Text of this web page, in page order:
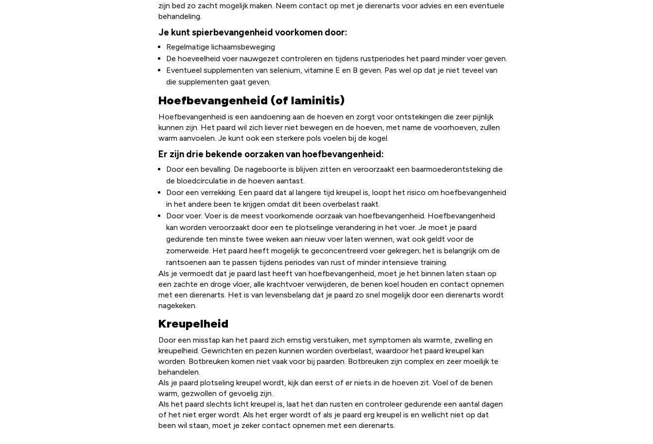
zijn bed zo zacht mogelijk maken. Neem contact op met je dierenarts voor advies en een eventuele
behandeling.
Je kunt spierbevangenheid voorkomen door:
Regelmatige lichaamsbeweging
De hoeveelheid voer nauwgezet controleren en tijdens rustperiodes het paard minder voer geven.
Eventueel supplementen van selenium, vitamine E en B geven. Pas wel op dat je niet teveel van
die supplementen gaat geven.
Hoefbevangenheid (of laminitis)
Hoefbevangenheid is een aandoening aan de hoeven en zorgt voor ontstekingen die zeer pijnlijk
kunnen zijn. Het paard wil zich liever niet bewegen en de hoeven, met name de voorhoeven, zullen
warm aanvoelen. Je kunt ook een sterkere pols voelen bij de kogel.
Er zijn drie bekende oorzaken van hoefbevangenheid:
Door een bevalling. De nageboorte is blijven zitten en veroorzaakt een baarmoederontsteking die
de bloedcirculatie in de hoeven aantast.
Door een verrekking. Een paard dat al langere tijd kreupel is, loopt het risico om hoefbevangenheid
in het andere been te krijgen omdat dit been overbelast raakt.
Door voer. Voer is de meest voorkomende oorzaak van hoefbevangenheid. Hoefbevangenheid
kan worden veroorzaakt door een te plotselinge verandering in het voer. Je moet je paard
gedurende ten minste twee weken aan nieuw voer laten wennen, wat ook geldt voor de
zomerweide. Het paard heeft mogelijk te geconcentreerd voer gekregen; het is belangrijk om de
rantsoenen aan te passen tijdens periodes van rust of minder intensieve training.
Als je vermoedt dat je paard last heeft van hoefbevangenheid, moet je het binnen laten staan op
een zachte en droge vloer, alle krachtvoer verwijderen, de benen koel houden en contact opnemen
met een dierenarts. Het is van levensbelang dat je paard zo snel mogelijk door een dierenarts wordt
nagekeken.
Kreupelheid
Door een misstap kan het paard zich ernstig verstuiken, met symptomen als warmte, zwelling en
kreupelheid. Gewrichten en pezen kunnen worden overbelast, waardoor het paard kreupel kan
worden. Botbreuken komen niet vaak voor bij paarden. Botbreuken zijn complex en zeer moeilijk te
behandelen.
Als je paard plotseling kreupel wordt, kijk dan eerst of er niets in de hoeven zit. Voel of de benen
warm, gezwollen of gevoelig zijn.
Als het paard slechts licht kreupel is, laat het dan rusten en controleer gedurende een aantal dagen
of het niet erger wordt. Als het erger wordt of als je paard erg kreupel is en wellicht niet op dat
been wil staan, moet je zeker contact opnemen met een dierenarts.